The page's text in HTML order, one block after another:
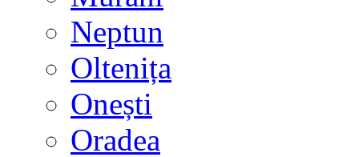
Neptun
Oltenița
Onești
Oradea